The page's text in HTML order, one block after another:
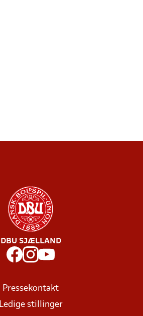
DBU SJÆLLAND
Pressekontakt
Ledige stillinger